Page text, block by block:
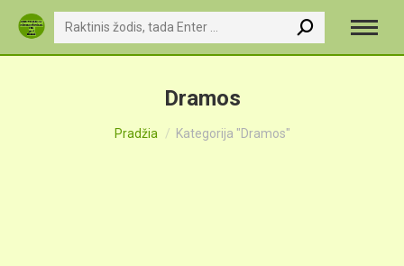
Search:
Dramos
You are here:
Pradžia Kategorija "Dramos"